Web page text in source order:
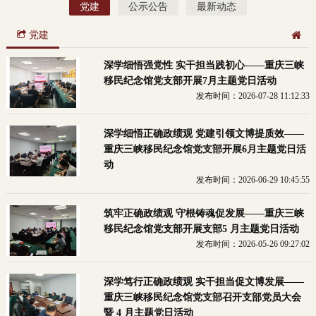
党建 公示公告 最新动态
党建
深学细悟强党性 实干担当践初心——重庆三峡
移民纪念馆党支部开展7月主题党日活动
发布时间：2026-07-28 11:12:33
深学细悟正确政绩观 党建引领文博提质效——
重庆三峡移民纪念馆党支部开展6月主题党日活
动
发布时间：2026-06-29 10:45:55
筑牢正确政绩观 守根铸魂促发展——重庆三峡
移民纪念馆党支部开展支部5 月主题党日活动
发布时间：2026-05-26 09:27:02
深学笃行正确政绩观 实干担当促文博发展——
重庆三峡移民纪念馆党支部召开支部党员大会
暨 4 月主题党日活动